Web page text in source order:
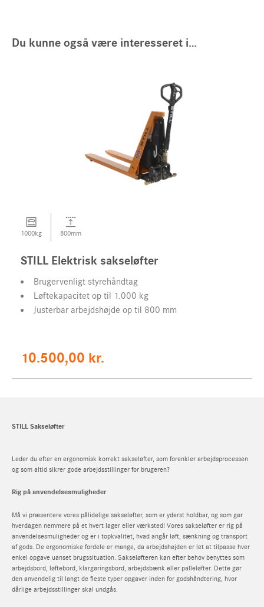
Anmod om tilbud
Fornavn
Efternavn
Spørgsmål om produkt
Fornavn
Efternavn
Du kunne også være interesseret i…
1000kg 800mm
STILL Elektrisk sakseløfter
Brugervenligt styrehåndtag
Løftekapacitet op til 1.000 kg
Justerbar arbejdshøjde op til 800 mm
10.500,00 kr.
STILL Sakseløfter
spillebegrænsninger være kompliceret, da disse
spilleprogrammer, der har til formål at forhindre problematisk
på deres spilaktiviteter, kan normalt starte processen med at
hasartmängu piirangu kustutamineved at kontakte den
relevante spiloperatør eller tilsynsmyndighed, såsom det
estiske skatte- og toldnævn. Efter en vis periode med ro på,
som kan variere afhængigt af de specifikke betingelser for
begrænsningen, kan spilleren genoptage sit spil. I
Leder du efter en ergonomisk korrekt sakseløfter, som forenkler arbejdsprocessen
og som altid sikrer gode arbejdsstillinger for brugeren?
Rig på anvendelsesmuligheder
Må vi præsentere vores pålidelige sakseløfter, som er yderst holdbar, og som gør
hverdagen nemmere på et hvert lager eller værksted! Vores sakseløfter er rig på
anvendelsesmuligheder og er i topkvalitet, hvad angår løft, sænkning og transport
af gods. De ergonomiske fordele er mange, da arbejdshøjden er let at tilpasse hver
enkel opgave uanset brugssituation. Sakseløfteren kan efter behov benyttes som
arbejdsbord, løftebord, klargøringsbord, arbejdsbænk eller palleløfter. Dette gør
den anvendelig til langt de fleste typer opgaver inden for godshåndtering, hvor
dårlige arbejdsstillinger skal undgås.